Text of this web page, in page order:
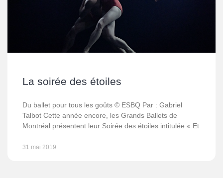
La soirée des étoiles
Du ballet pour tous les goûts © ESBQ Par : Gabriel
Talbot Cette année encore, les Grands Ballets de
Montréal présentent leur Soirée des étoiles intitulée « Et
31 mai 2019